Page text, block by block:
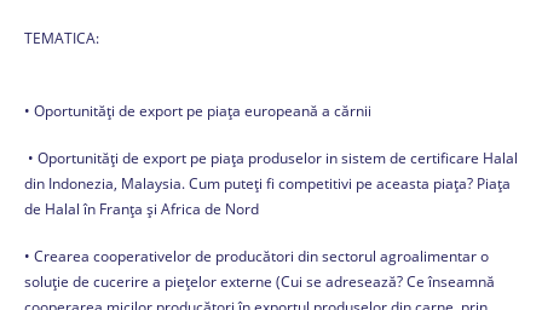
TEMATICA:
• Oportunități de export pe piața europeană a cărnii
• Oportunități de export pe piața produselor in sistem de certificare Halal
din Indonezia, Malaysia. Cum puteţi fi competitivi pe aceasta piaţa? Piața
de Halal în Franța și Africa de Nord
• Crearea cooperativelor de producători din sectorul agroalimentar o
soluţie de cucerire a pieţelor externe (Cui se adresează? Ce înseamnă